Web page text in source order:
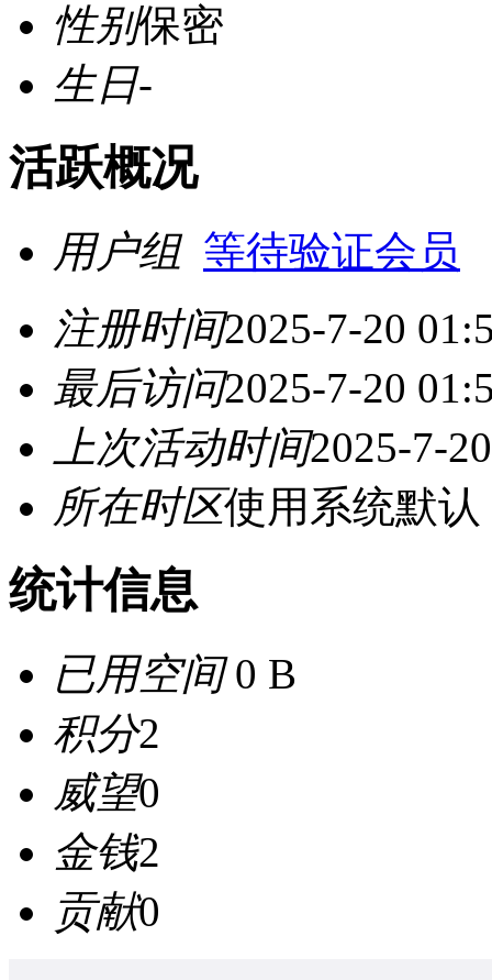
性别保密
生日-
活跃概况
用户组 等待验证会员
注册时间2025-7-20
最后访问2025-7-20
上次活动时间2025-7-
所在时区使用系统默认
统计信息
已用空间0 B
积分2
威望0
金钱2
贡献0